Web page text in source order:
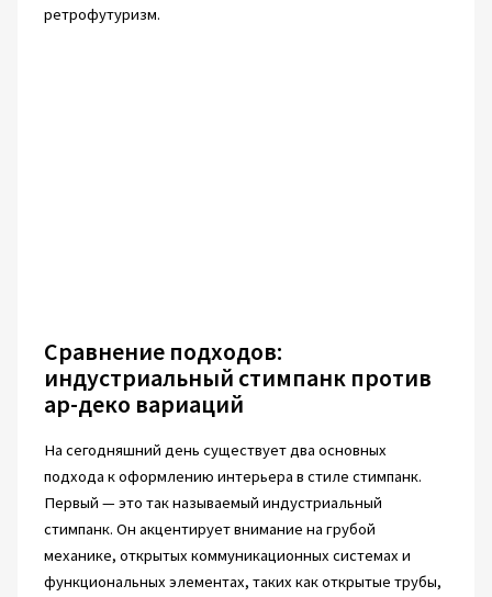
ретрофутуризм.
Сравнение подходов:
индустриальный стимпанк против
ар-деко вариаций
На сегодняшний день существует два основных
подхода к оформлению интерьера в стиле стимпанк.
Первый — это так называемый индустриальный
стимпанк. Он акцентирует внимание на грубой
механике, открытых коммуникационных системах и
функциональных элементах, таких как открытые трубы,